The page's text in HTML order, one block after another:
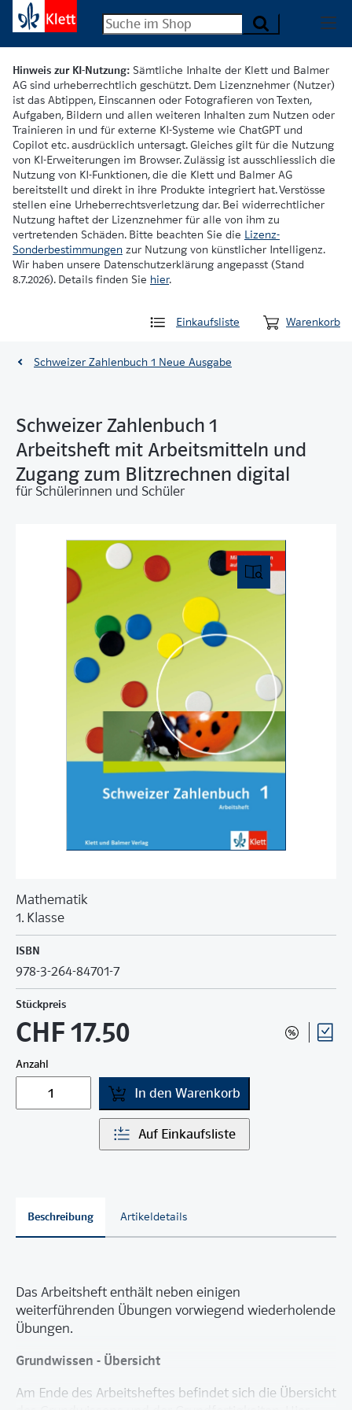
Hinweis zur KI-Nutzung: Sämtliche Inhalte der Klett und Balmer
AG sind urheberrechtlich geschützt. Dem Lizenznehmer (Nutzer)
ist das Abtippen, Einscannen oder Fotografieren von Texten,
Aufgaben, Bildern und allen weiteren Inhalten zum Nutzen oder
Trainieren in und für externe KI-Systeme wie ChatGPT und
Copilot etc. ausdrücklich untersagt. Gleiches gilt für die Nutzung
von KI-Erweiterungen im Browser. Zulässig ist ausschliesslich die
Nutzung von KI-Funktionen, die die Klett und Balmer AG
bereitstellt und direkt in ihre Produkte integriert hat. Verstösse
stellen eine Urheberrechtsverletzung dar. Bei widerrechtlicher
Nutzung haftet der Lizenznehmer für alle von ihm zu
vertretenden Schäden. Bitte beachten Sie die Lizenz-
Sonderbestimmungen zur Nutzung von künstlicher Intelligenz.
Wir haben unsere Datenschutzerklärung angepasst (Stand
8.7.2026). Details finden Sie hier.
Einkaufsliste Warenkorb
Schweizer Zahlenbuch 1 Neue Ausgabe
Schweizer Zahlenbuch 1
Arbeitsheft mit Arbeitsmitteln und
Zugang zum Blitzrechnen digital
für Schülerinnen und Schüler
Mathematik
1. Klasse
ISBN
978-3-264-84701-7
Stückpreis
CHF 17.50
Anzahl
In den Warenkorb
Auf Einkaufsliste
Beschreibung Artikeldetails
Das Arbeitsheft enthält neben einigen
weiterführenden Übungen vorwiegend wiederholende
Übungen.
Grundwissen - Übersicht
Am Ende des Arbeitsheftes befindet sich die Übersicht